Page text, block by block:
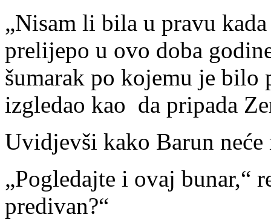
„Nisam li bila u pravu
prelijepo u ovo doba
šumarak po kojemu je
izgledao kao da pripada
Uvidjevši kako Barun
„Pogledajte i ovaj bunar,“
predivan?“